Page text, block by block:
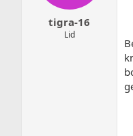
m
tigra-16
Lid